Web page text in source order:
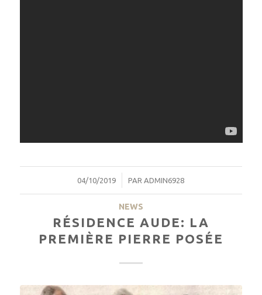
04/10/2019
/ PARADMIN6928
NEWS
RÉSIDENCE AUDE: LA
PREMIÈRE PIERRE POSÉE